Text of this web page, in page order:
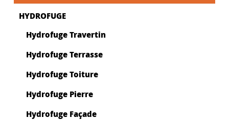
HYDROFUGE
Hydrofuge Travertin
Hydrofuge Terrasse
Hydrofuge Toiture
Hydrofuge Pierre
Hydrofuge Façade